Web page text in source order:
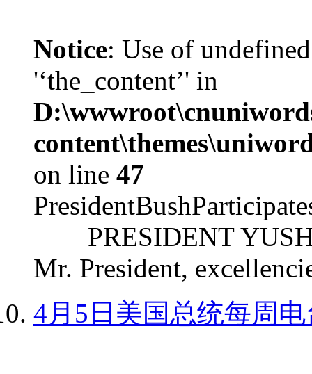
Notice: Use of
'‘the_content’' in
on line 47
PRESIDENT
Mr. President,
4月5日美国总统每周